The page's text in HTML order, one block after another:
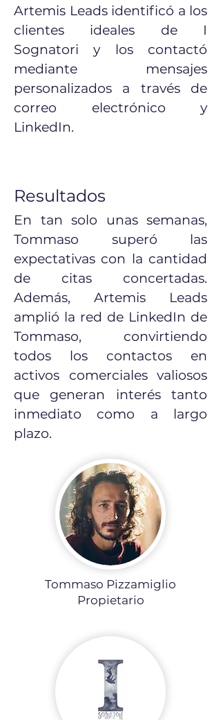
Artemis Leads identificó a los
clientes ideales de I
Sognatori y los contactó
mediante mensajes
personalizados a través de
correo electrónico y
LinkedIn.
Resultados
En tan solo unas semanas,
Tommaso superó las
expectativas con la cantidad
de citas concertadas.
Además, Artemis Leads
amplió la red de LinkedIn de
Tommaso, convirtiendo
todos los contactos en
activos comerciales valiosos
que generan interés tanto
inmediato como a largo
plazo.​​​​​
Tommaso Pizzamiglio
Propietario